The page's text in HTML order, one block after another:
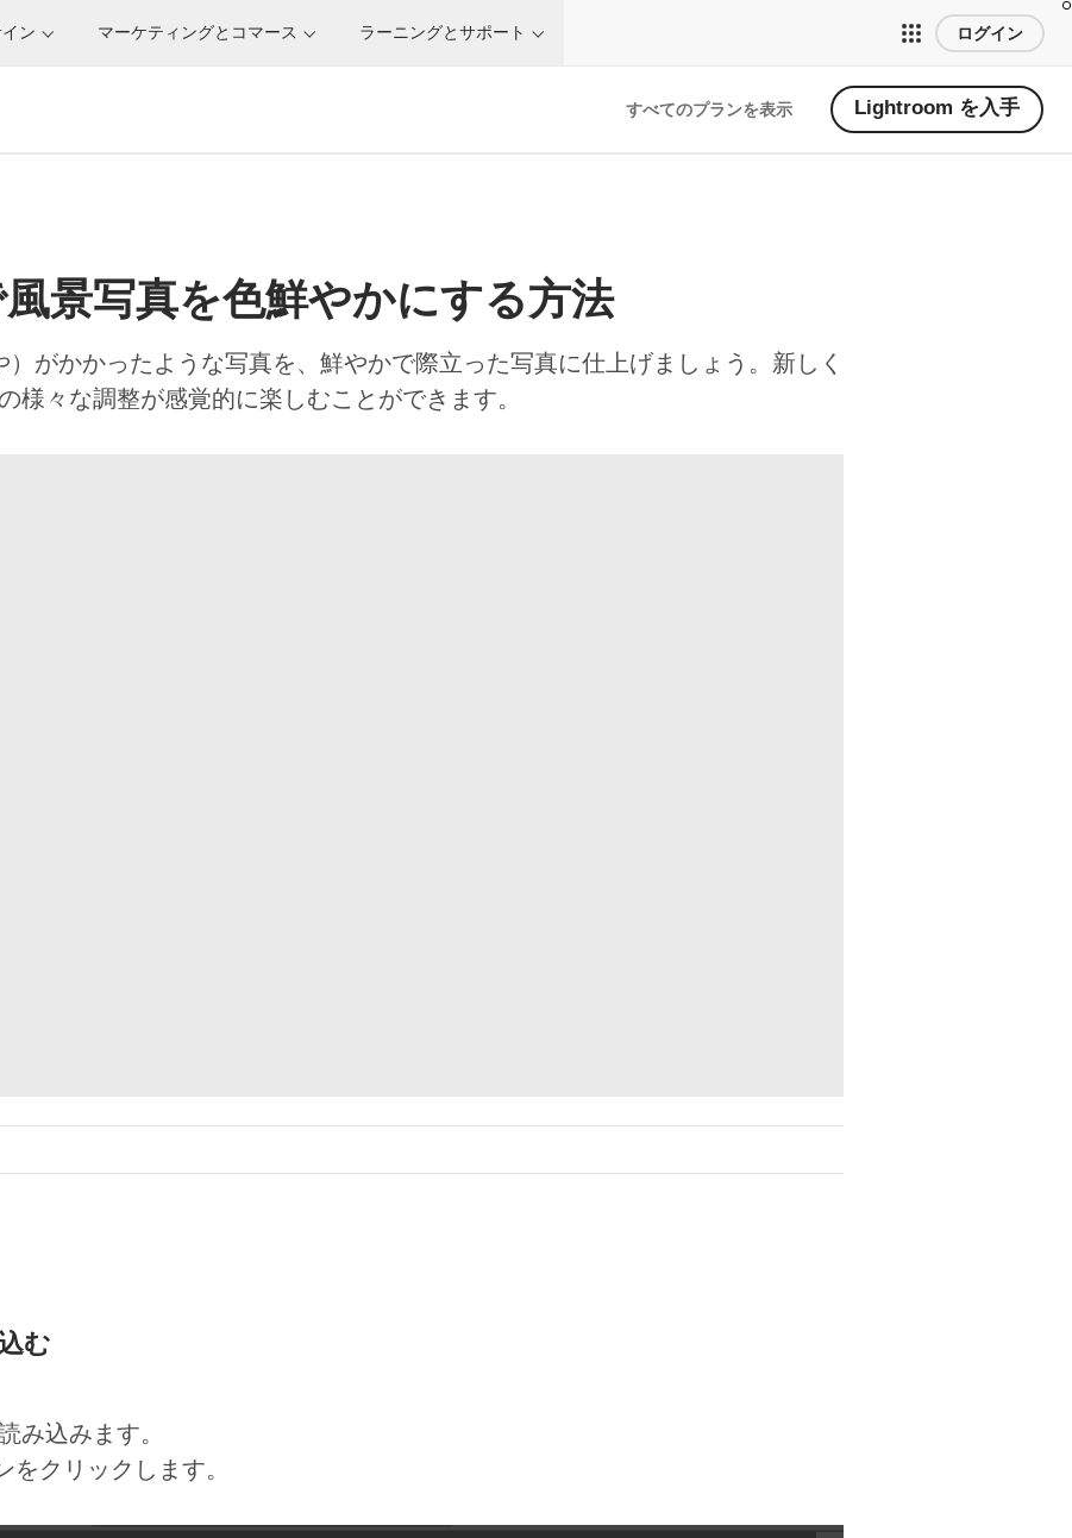
ン マーケティングとコマース ラーニングとサポート ログイン
すべてのプランを表示 Lightroom を入手
景写真を色鮮やかにする方法
がかかったような写真を、鮮やかで際立った写真に仕上げましょう。新しく
様々な調整が感覚的に楽しむことができます。
む
み込みます。
クリックします。